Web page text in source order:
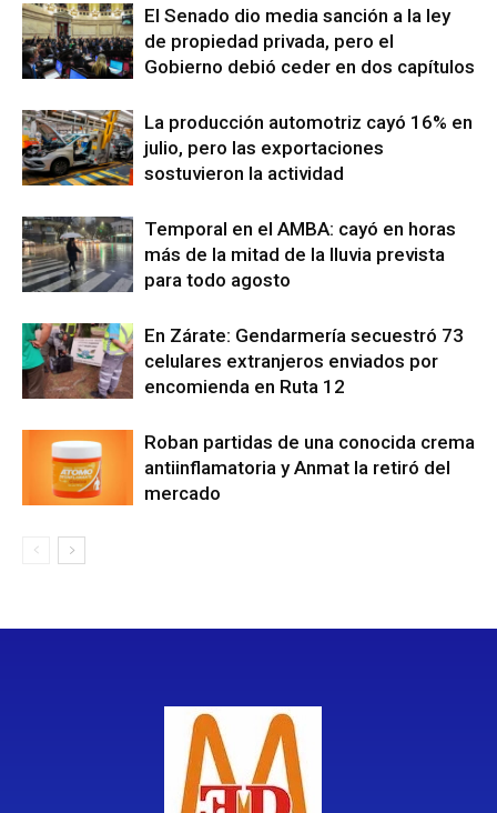
El Senado dio media sanción a la ley
de propiedad privada, pero el
Gobierno debió ceder en dos capítulos
La producción automotriz cayó 16% en
julio, pero las exportaciones
sostuvieron la actividad
Temporal en el AMBA: cayó en horas
más de la mitad de la lluvia prevista
para todo agosto
En Zárate: Gendarmería secuestró 73
celulares extranjeros enviados por
encomienda en Ruta 12
Roban partidas de una conocida crema
antiinflamatoria y Anmat la retiró del
mercado